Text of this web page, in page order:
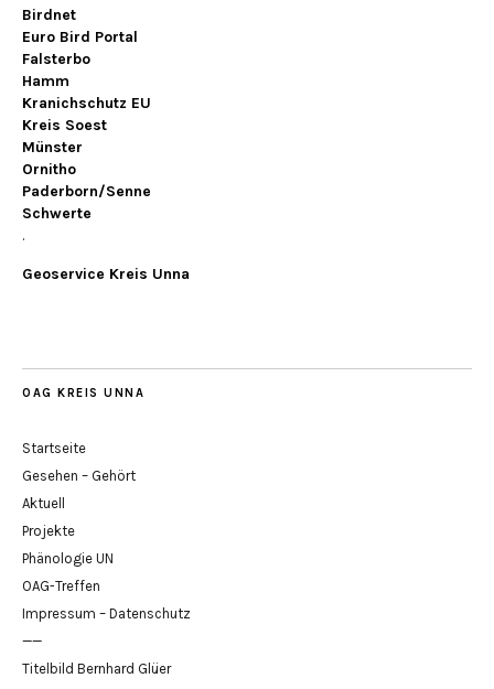
Birdnet
Euro Bird Portal
Falsterbo
Hamm
Kranichschutz EU
Kreis Soest
Münster
Ornitho
Paderborn/Senne
Schwerte
.
Geoservice Kreis Unna
OAG KREIS UNNA
Startseite
Gesehen – Gehört
Aktuell
Projekte
Phänologie UN
OAG-Treffen
Impressum – Datenschutz
——
Titelbild Bernhard Glüer